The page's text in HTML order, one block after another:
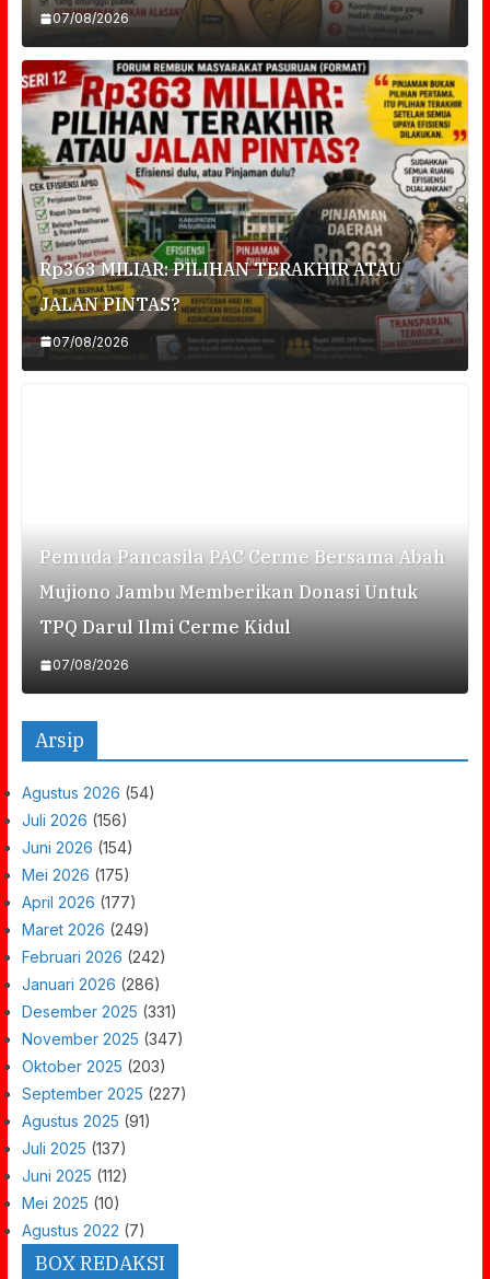
07/08/2026
Rp363 MILIAR: PILIHAN TERAKHIR ATAU
JALAN PINTAS?
07/08/2026
Pemuda Pancasila PAC Cerme Bersama Abah
Mujiono Jambu Memberikan Donasi Untuk
TPQ Darul Ilmi Cerme Kidul
07/08/2026
Arsip
Agustus 2026 (54)
Juli 2026 (156)
Juni 2026 (154)
Mei 2026 (175)
April 2026 (177)
Maret 2026 (249)
Februari 2026 (242)
Januari 2026 (286)
Desember 2025 (331)
November 2025 (347)
Oktober 2025 (203)
September 2025 (227)
Agustus 2025 (91)
Juli 2025 (137)
Juni 2025 (112)
Mei 2025 (10)
Agustus 2022 (7)
BOX REDAKSI